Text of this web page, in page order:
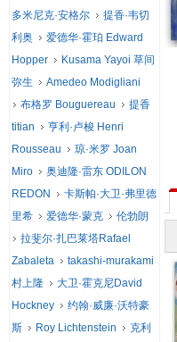
多米尼克·安格尔
提香·韦切
利奥
爱德华·霍珀 Edward
Hopper
Kusama Yayoi 草间
弥生
Amedeo Modigliani
布格罗 Bouguereau
提香
titian
亨利·卢梭 Henri
Rousseau
琼·米罗 Joan
Miro
奥迪隆·雷东 ODILON
REDON
卡斯帕·大卫·弗里德
里希
爱德华·蒙克
伦勃朗
拉斐尔·扎巴莱塔Rafael
Zabaleta
takashi-murakami
村上隆
大卫·霍克尼David
Hockney
约翰·威廉·沃特豪
斯
Roy Lichtenstein
克利